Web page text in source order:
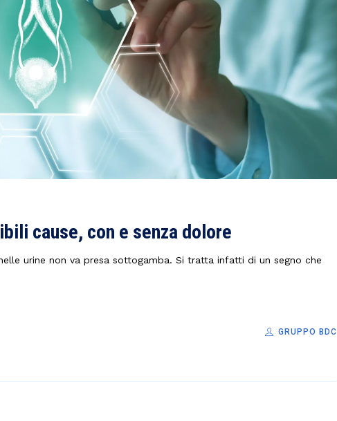
cause, con e senza dolore
urine non va presa sottogamba. Si tratta infatti di un segno che
GRUPPO BDC